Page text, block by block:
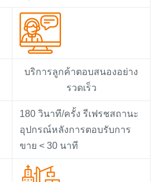
บริการลูกค้าตอบสนองอย่าง
รวดเร็ว
180 วินาที/ครั้ง รีเฟรชสถานะ
อุปกรณ์หลังการตอบรับการ
ขาย < 30 นาที